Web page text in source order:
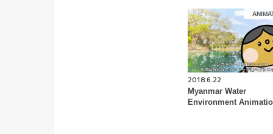
2018.6.22
Myanmar Water
Environment